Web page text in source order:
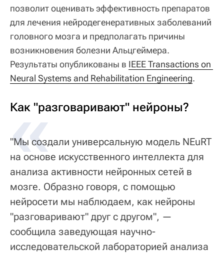
позволит оценивать эффективность препаратов
для лечения нейродегенеративных заболеваний
головного мозга и предполагать причины
возникновения болезни Альцгеймера.
Результаты опубликованы в IEEE Transactions on
Neural Systems and Rehabilitation Engineering.
Как "разговаривают" нейроны?
«
"Мы создали универсальную модель NEuRT
на основе искусственного интеллекта для
анализа активности нейронных сетей в
мозге. Образно говоря, с помощью
нейросети мы наблюдаем, как нейроны
"разговаривают" друг с другом", —
сообщила заведующая научно-
исследовательской лабораторией анализа